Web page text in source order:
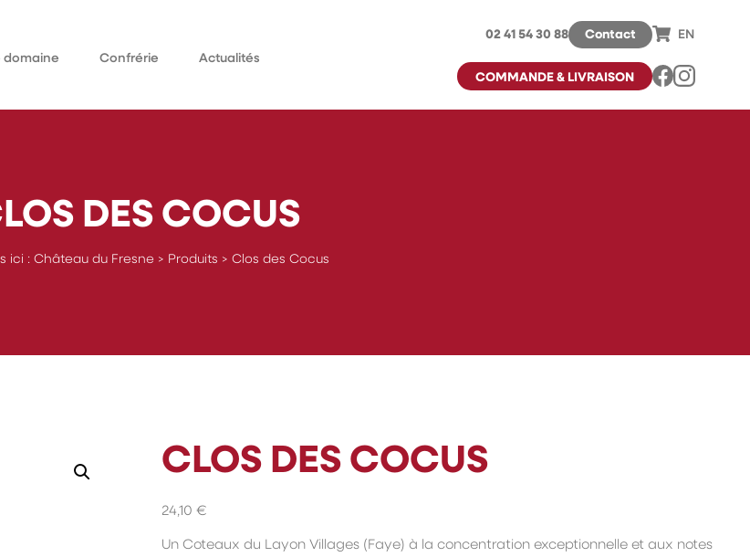
domaine Confrérie Actualités
02 41 54 30 88 Contact
COMMANDE & LIVRAISON
EN
DES COCUS
ici : Château du Fresne> Produits > Clos des Cocus
CLOS DES COCUS
24,10 €
Un Coteaux du Layon Villages (Faye) à la concentration exceptionnelle et aux notes